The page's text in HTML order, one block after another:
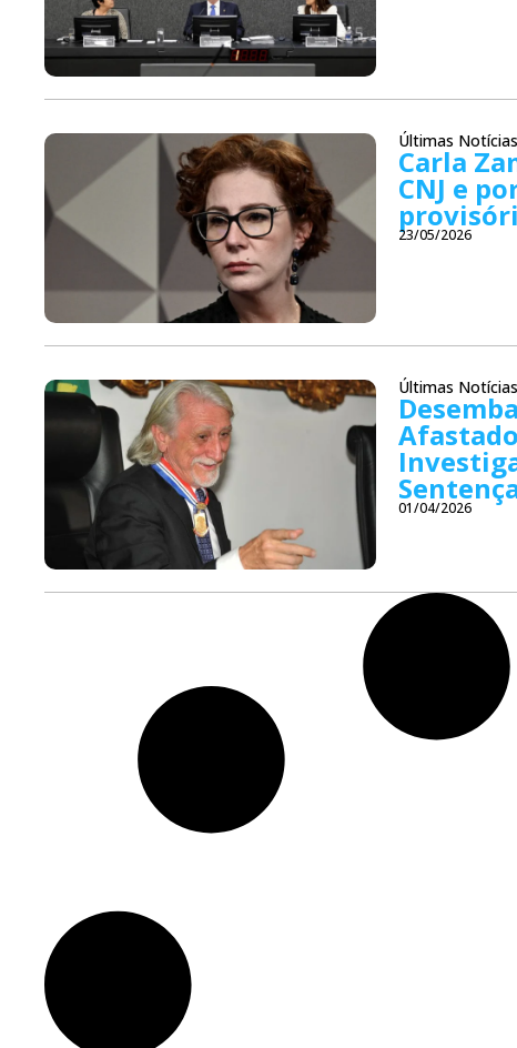
Últimas Notícias
Carla
CNJ e
23/05/2026
Últimas Notícias
01/04/2026